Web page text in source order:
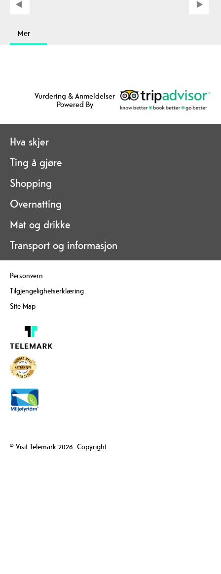
Mer
Vurdering & Anmeldelser
Powered By
Hva skjer
Ting å gjøre
Shopping
Overnatting
Mat og drikke
Transport og informasjon
Personvern
Tilgjengelighetserklæring
Site Map
© Visit Telemark 2026. Copyright